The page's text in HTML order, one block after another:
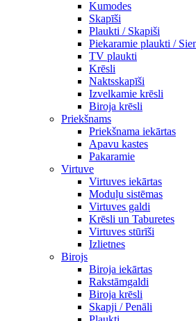
Kumodes
Skapīši
Plaukti / Skapiši
Piekaramie plaukti /
TV plaukti
Krēsli
Naktsskapīši
Izvelkamie krēsli
Biroja krēsli
Priekšnams
Priekšnama iekārtas
Apavu kastes
Pakaramie
Virtuve
Virtuves iekārtas
Moduļu sistēmas
Virtuves galdi
Krēsli un Taburetes
Virtuves stūrīši
Izlietnes
Birojs
Biroja iekārtas
Rakstāmgaldi
Biroja krēsli
Skapji / Penāli